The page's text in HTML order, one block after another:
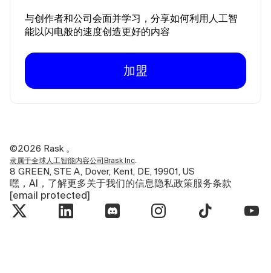
与创作者和公司会面并学习，分享如何利用人工智
能以闪电般的速度创造更好的内容
加盟
©2026 Rask 。
隶属于全球人工智能内容公司Brask Inc.
8 GREEN, STE A, Dover, Kent, DE, 19901, US
嘿，AI，了解更多关于我们的信息隐私政策服务条款
[email protected]